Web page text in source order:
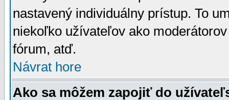
nastavený individuálny prístup. To
niekoľko užívateľov ako
fórum, atď.
Návrat hore
Ako sa môžem zapojiť do